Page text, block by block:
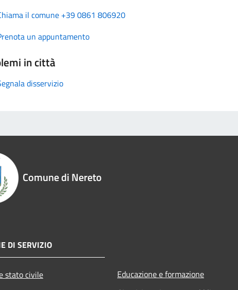
il comune +39 0861 806920
un appuntamento
in città
disservizio
Comune di Nereto
DI SERVIZIO
stato civile
Educazione e formazione